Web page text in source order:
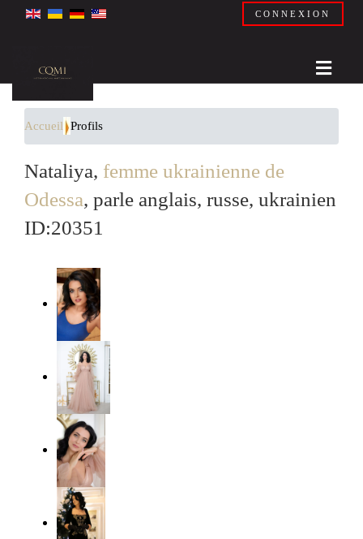
CONNEXION
Accueil Profils
Nataliya, femme ukrainienne de
Odessa, parle anglais, russe, ukrainien
ID:20351